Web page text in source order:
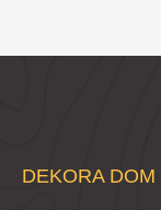
DEKORA DOM